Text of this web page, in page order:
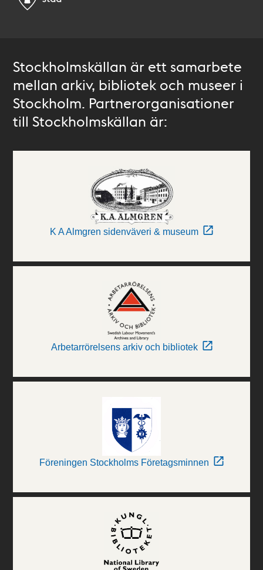
Stockholmskällan är ett samarbete
mellan arkiv, bibliotek och museer i
Stockholm. Partnerorganisationer
till Stockholmskällan är:
K A Almgren sidenväveri & museum
Arbetarrörelsens arkiv och bibliotek
Föreningen Stockholms Företagsminnen